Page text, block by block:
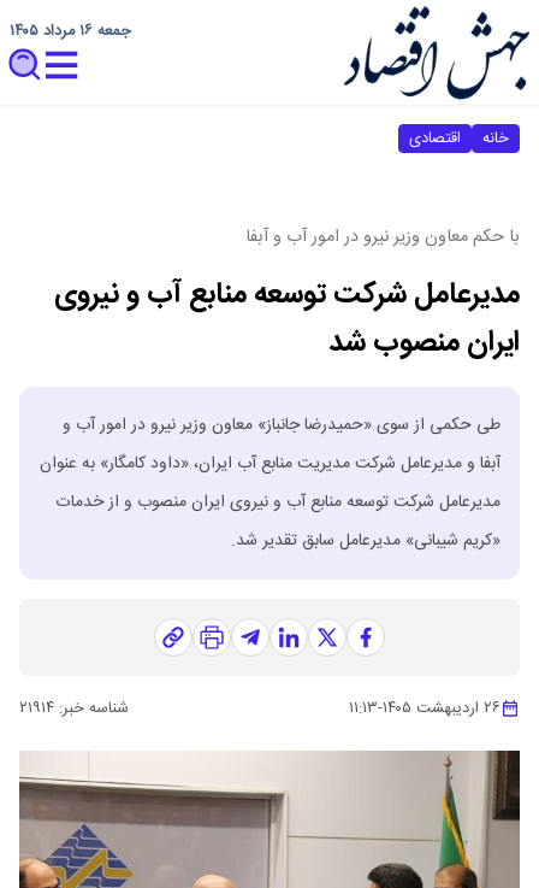
جمعه ۱۶ مرداد ۱۴۰۵
خانه اقتصادی
با حکم معاون وزیر نیرو در امور آب و آبفا
مدیرعامل شرکت توسعه منابع آب و نیروی
ایران منصوب شد
طی حکمی از سوی «حمیدرضا جانباز» معاون وزیر نیرو در امور آب و
آبفا و مدیرعامل شرکت مدیریت منابع آب ایران، «داود کامگار» به عنوان
مدیرعامل شرکت توسعه منابع آب و نیروی ایران منصوب و از خدمات
«کریم شیبانی» مدیرعامل سابق تقدیر شد.
۲۶ اردیبهشت ۱۴۰۵ -۱۱:۱۳ شناسه خبر: ۲۱۹۱۴